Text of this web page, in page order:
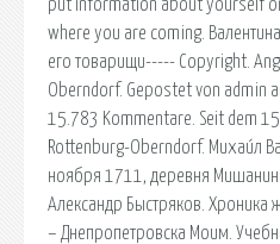
put information about yourself
where you are coming.
его товарищи----- Copyright.
Oberndorf. Gepostet von admin
15.783 Kommentare. Seit dem
Rottenburg-Oberndorf. Михаи́л
ноября 1711, деревня
Александр Быстряков. Хроника
– Днепропетровска Моим.